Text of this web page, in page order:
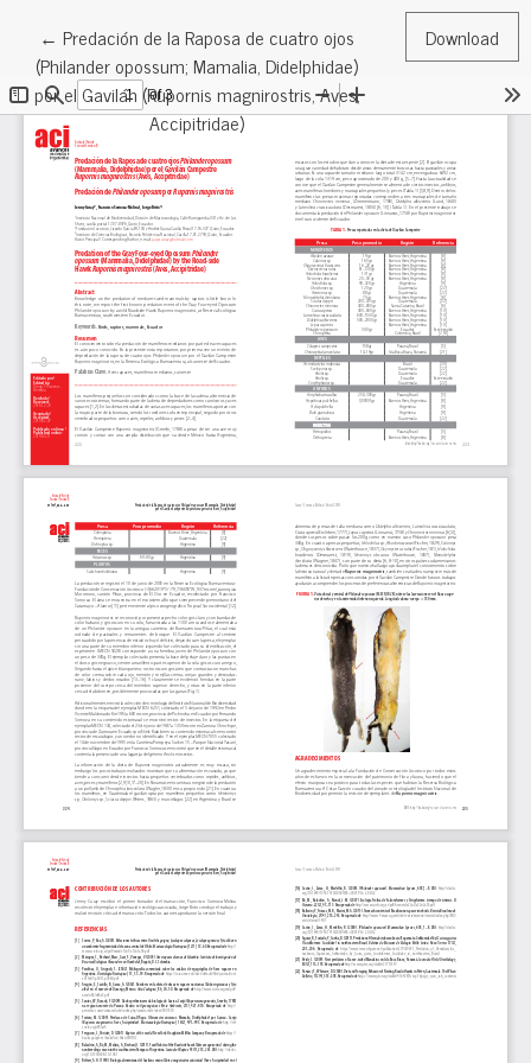
← Return to Article Details
Predación de la Raposa de cuatro ojos
(Philander opossum; Mamalia, Didelphidae)
por el Gavilán (Rupornis magnirostris, Aves,
Accipitridae)
Download